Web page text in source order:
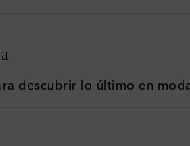
descubrir lo último en